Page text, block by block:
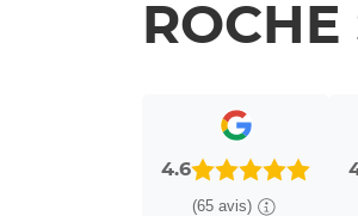
ROCHE
4.6
(65 avis)